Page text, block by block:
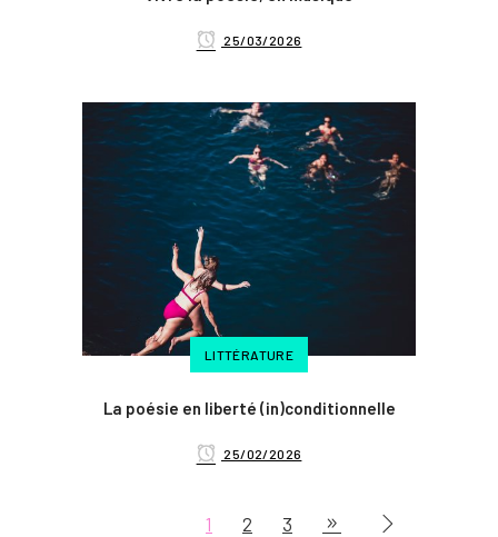
25/03/2026
LITTÉRATURE
La poésie en liberté (in)conditionnelle
25/02/2026
1 2 3